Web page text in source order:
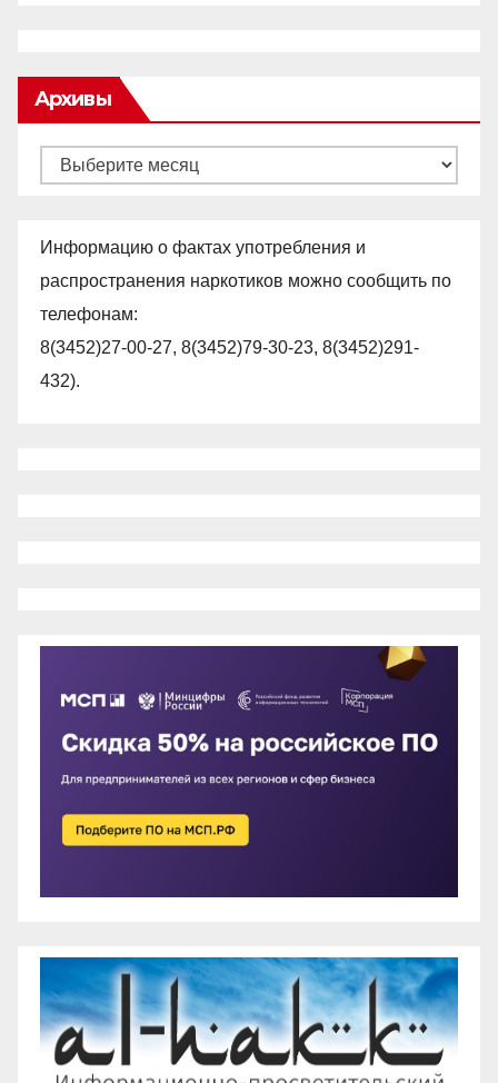
Архивы
Архивы
Информацию о фактах употребления и
распространения наркотиков можно сообщить по
телефонам:
8(3452)27-00-27, 8(3452)79-30-23, 8(3452)291-
432).